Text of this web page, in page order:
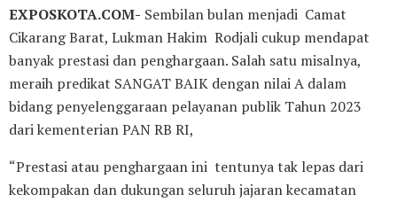
EXPOSKOTA.COM- Sembilan bulan menjadi Camat
Cikarang Barat, Lukman Hakim Rodjali cukup mendapat
banyak prestasi dan penghargaan. Salah satu misalnya,
meraih predikat SANGAT BAIK dengan nilai A dalam
bidang penyelenggaraan pelayanan publik Tahun 2023
dari kementerian PAN RB RI,
“Prestasi atau penghargaan ini tentunya tak lepas dari
kekompakan dan dukungan seluruh jajaran kecamatan